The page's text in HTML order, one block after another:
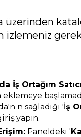
üzerinden
izlemeniz
İş Ortağım
eklemeye
sağladığı 'İş
yapın.
Paneldeki '